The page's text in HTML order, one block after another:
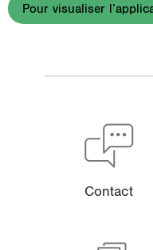
Pour visualiser
Contact